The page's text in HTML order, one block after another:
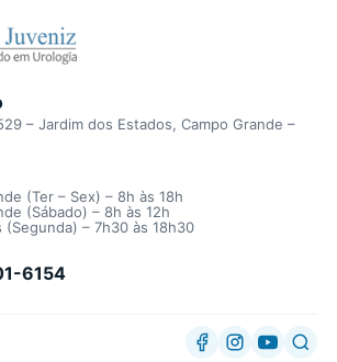
– Jardim dos Estados, Campo Grande –
(Ter – Sex) – 8h às 18h
(Sábado) – 8h às 12h
(Segunda) – 7h30 às 18h30
6154